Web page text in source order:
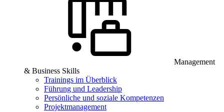
Management
& Business Skills
Trainings im Überblick
Führung und Leadership
Persönliche und soziale Kompetenzen
Projektmanagement